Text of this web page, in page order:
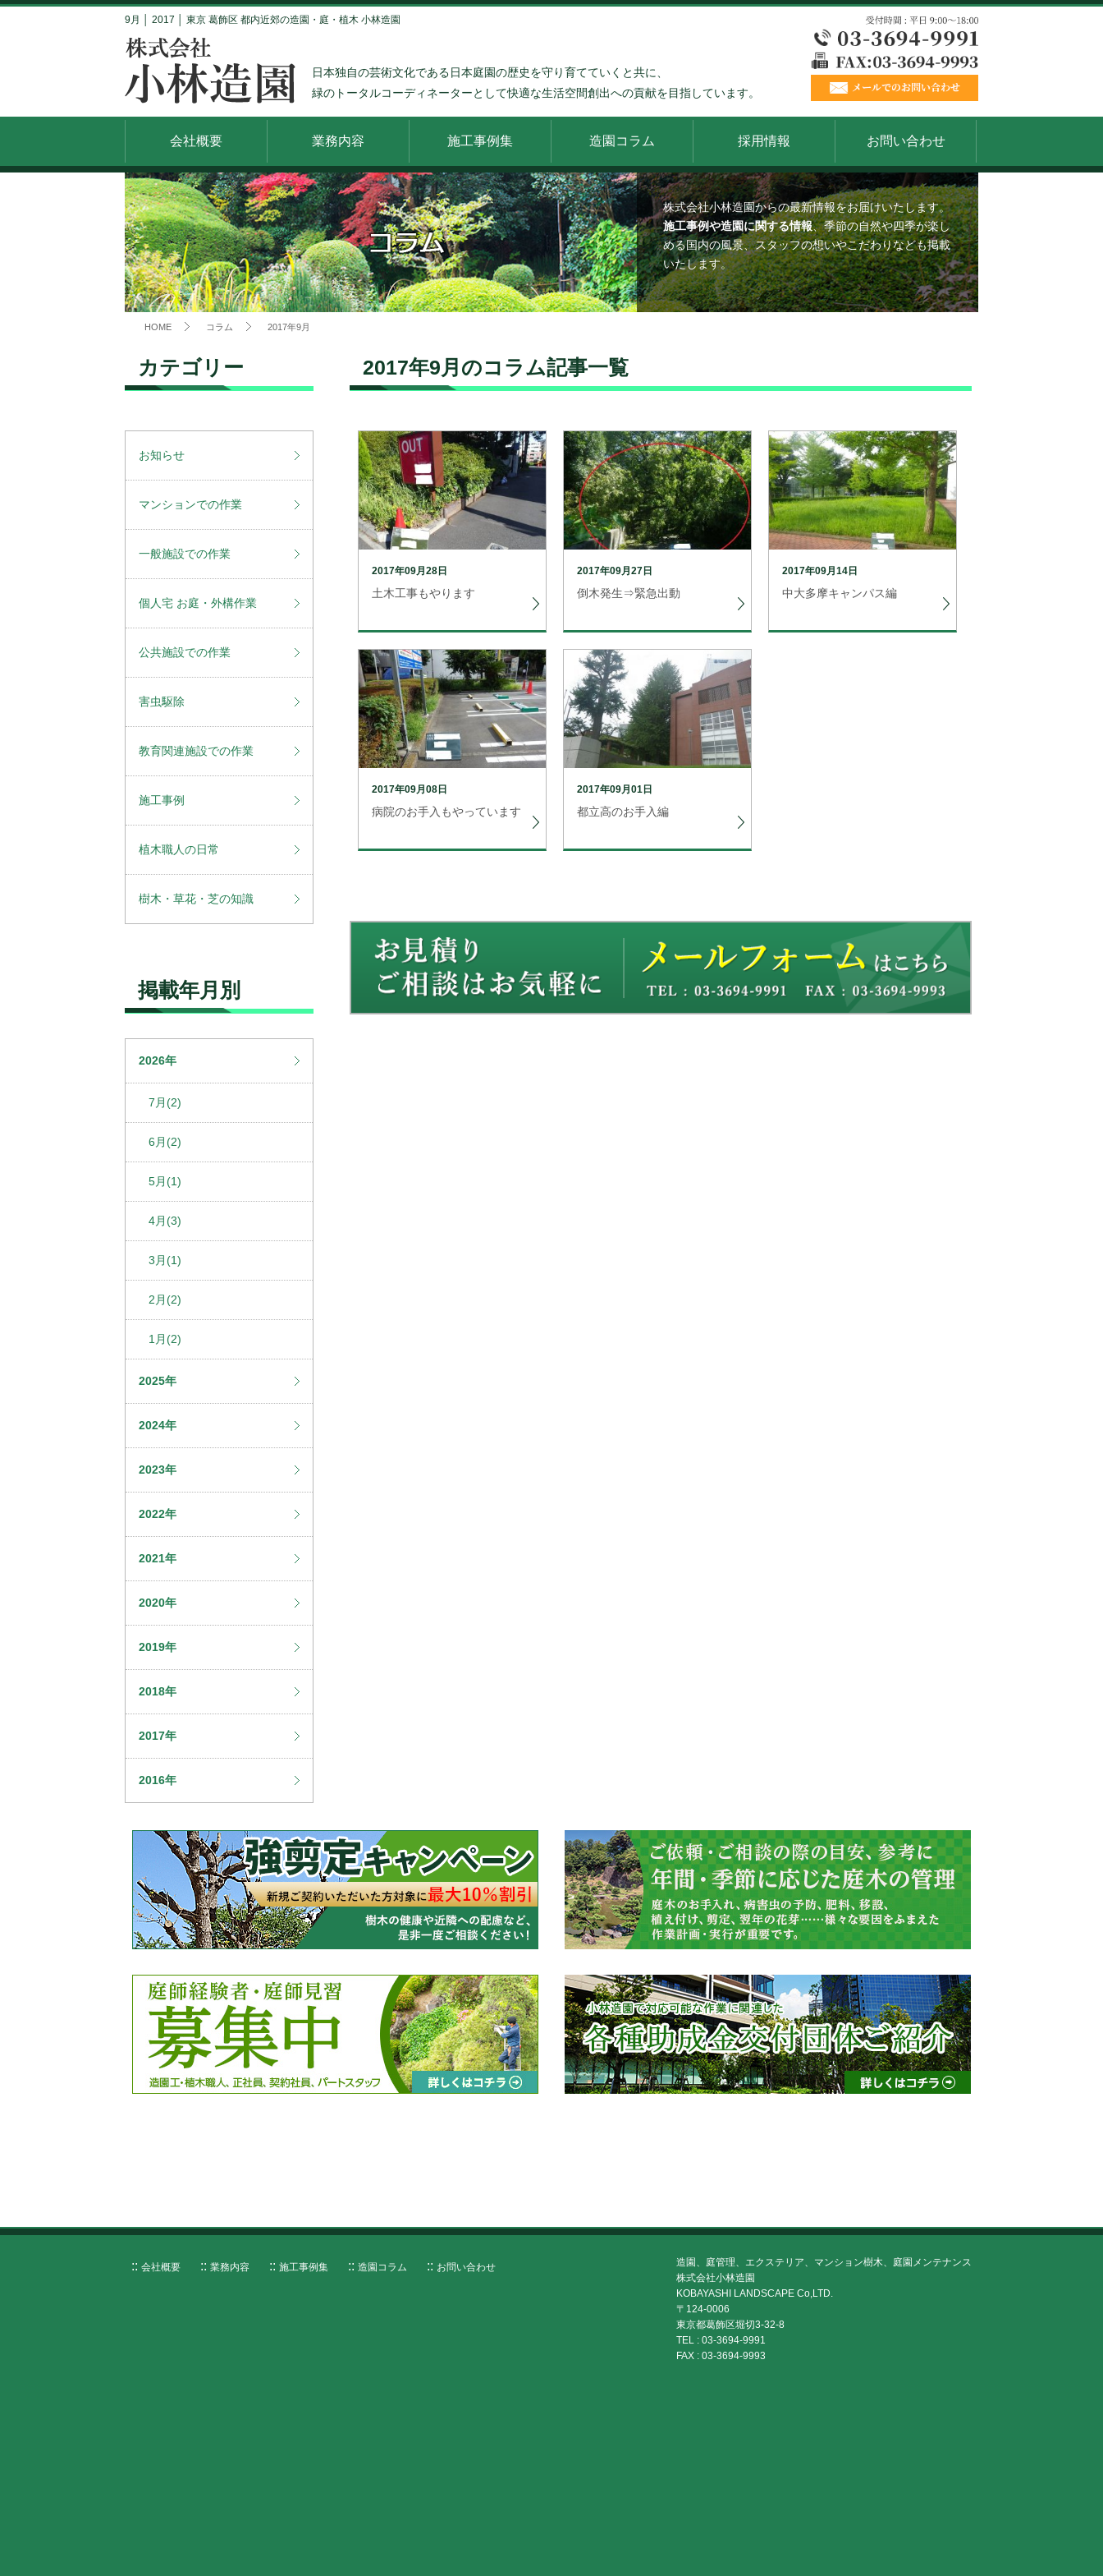
9月 │ 2017 │ 東京 葛飾区 都内近郊の造園・庭・植木 小林造園
日本独自の芸術文化である日本庭園の歴史を守り育てていくと共に、
緑のトータルコーディネーターとして快適な生活空間創出への貢献を目指しています。
会社概要 業務内容 施工事例集 造園コラム 採用情報 お問い合わせ
株式会社小林造園からの最新情報をお届けいたします。
施工事例や造園に関する情報、季節の自然や四季が楽し
める国内の風景、スタッフの想いやこだわりなども掲載
いたします。
HOME コラム 2017年9月
2017年9月のコラム記事一覧
2017年09月28日
土木工事もやります
2017年09月27日
倒木発生⇒緊急出動
2017年09月14日
中大多摩キャンパス編
2017年09月08日
病院のお手入もやっています
2017年09月01日
都立高のお手入編
カテゴリー
お知らせ
マンションでの作業
一般施設での作業
個人宅 お庭・外構作業
公共施設での作業
害虫駆除
教育関連施設での作業
施工事例
植木職人の日常
樹木・草花・芝の知識
掲載年月別
2026年
7月(2)
6月(2)
5月(1)
4月(3)
3月(1)
2月(2)
1月(2)
2025年
2024年
2023年
2022年
2021年
2020年
2019年
2018年
2017年
2016年
会社概要 業務内容 施工事例集 造園コラム お問い合わせ
造園、庭管理、エクステリア、マンション樹木、庭園メンテナンス
株式会社小林造園
KOBAYASHI LANDSCAPE Co,LTD.
〒124-0006
東京都葛飾区堀切3-32-8
TEL : 03-3694-9991
FAX : 03-3694-9993